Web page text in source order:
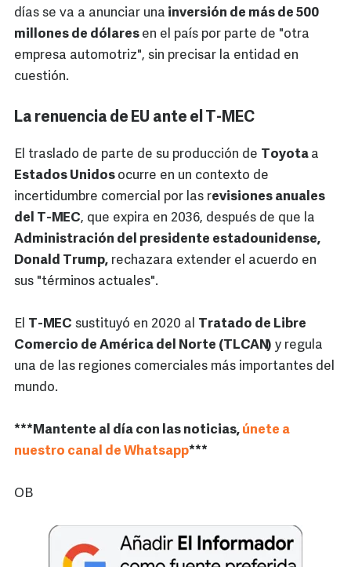
días se va a anunciar una inversión de más de 500
millones de dólares en el país por parte de "otra
empresa automotriz", sin precisar la entidad en
cuestión.
La renuencia de EU ante el T-MEC
El traslado de parte de su producción de Toyota a
Estados Unidos ocurre en un contexto de
incertidumbre comercial por las revisiones anuales
del T-MEC, que expira en 2036, después de que la
Administración del presidente estadounidense,
Donald Trump, rechazara extender el acuerdo en
sus "términos actuales".
El T-MEC sustituyó en 2020 al Tratado de Libre
Comercio de América del Norte (TLCAN) y regula
una de las regiones comerciales más importantes del
mundo.
***Mantente al día con las noticias, únete a
nuestro canal de Whatsapp***
OB